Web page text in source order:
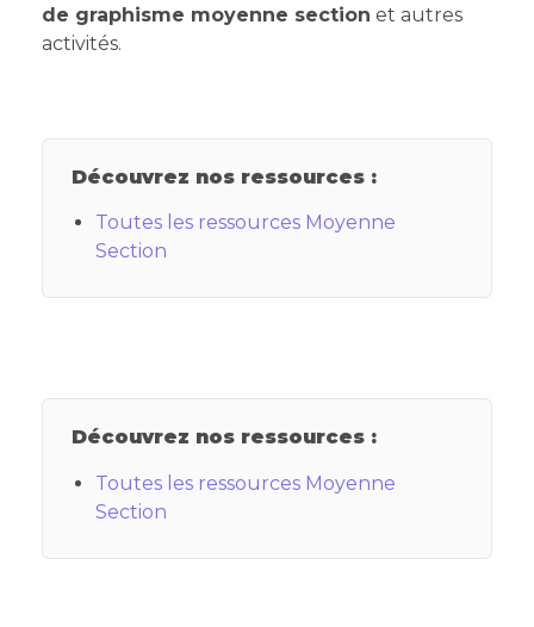
de graphisme moyenne section et autres
activités.
Découvrez nos ressources :
Toutes les ressources Moyenne
Section
Découvrez nos ressources :
Toutes les ressources Moyenne
Section